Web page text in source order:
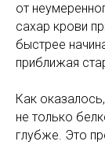
от
сахар крови
быстрее
приближая
Как
не только
глубже. Это